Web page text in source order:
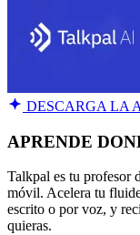
DESCARGA LA
APRENDE
Talkpal es tu profesor
móvil. Acelera tu
escrito o por voz, y
quieras.